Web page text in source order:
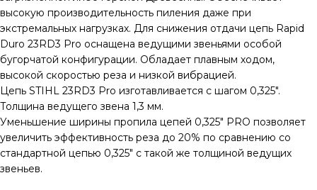
высокую производительность пиления даже при
экстремальных нагрузках. Для снижения отдачи цепь Rapid
Duro 23RD3 Pro оснащена ведущими звеньями особой
бугорчатой конфигурации. Обладает плавным ходом,
высокой скоростью реза и низкой вибрацией.
Цепь STIHL 23RD3 Pro изготавливается с шагом 0,325″.
Толщина ведущего звена 1,3 мм.
Уменьшение ширины пропила цепей 0,325″ PRO позволяет
увеличить эффективность реза до 20% по сравнению со
стандартной цепью 0,325″ с такой же толщиной ведущих
звеньев.